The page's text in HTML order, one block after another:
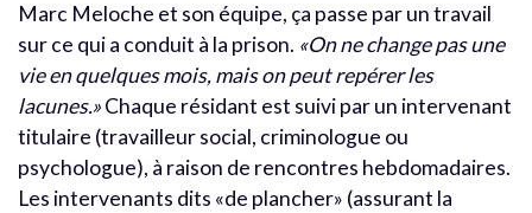
Marc Meloche et son équipe, ça passe par un travail
sur ce qui a conduit à la prison. «On ne change pas une
vie en quelques mois, mais on peut repérer les
lacunes.»Chaque résidant est suivi par un intervenant
titulaire (travailleur social, criminologue ou
psychologue), à raison de rencontres hebdomadaires.
Les intervenants dits «de plancher» (assurant la